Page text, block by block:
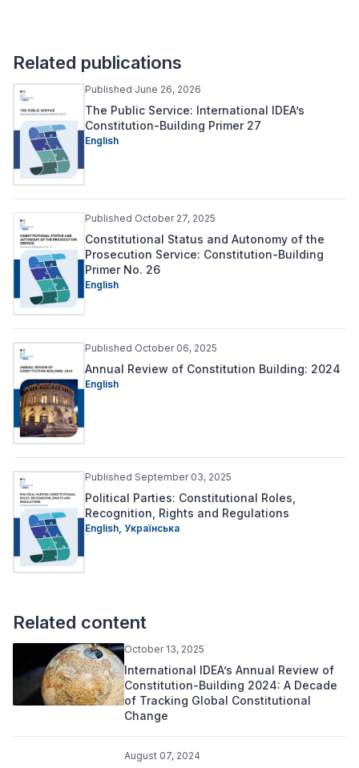
Related publications
Published June 26, 2026
The Public Service: International IDEA’s
Constitution-Building Primer 27
English
Published October 27, 2025
Constitutional Status and Autonomy of the
Prosecution Service: Constitution-Building
Primer No. 26
English
Published October 06, 2025
Annual Review of Constitution Building: 2024
English
Published September 03, 2025
Political Parties: Constitutional Roles,
Recognition, Rights and Regulations
English, Українська
Related content
October 13, 2025
International IDEA’s Annual Review of
Constitution-Building 2024: A Decade
of Tracking Global Constitutional
Change
August 07, 2024